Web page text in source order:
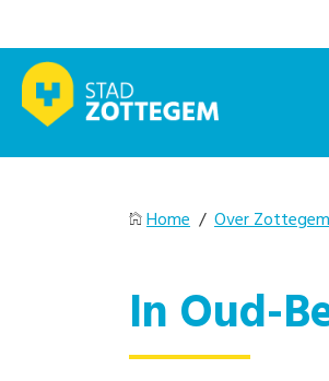
Home / Over
In Oud-